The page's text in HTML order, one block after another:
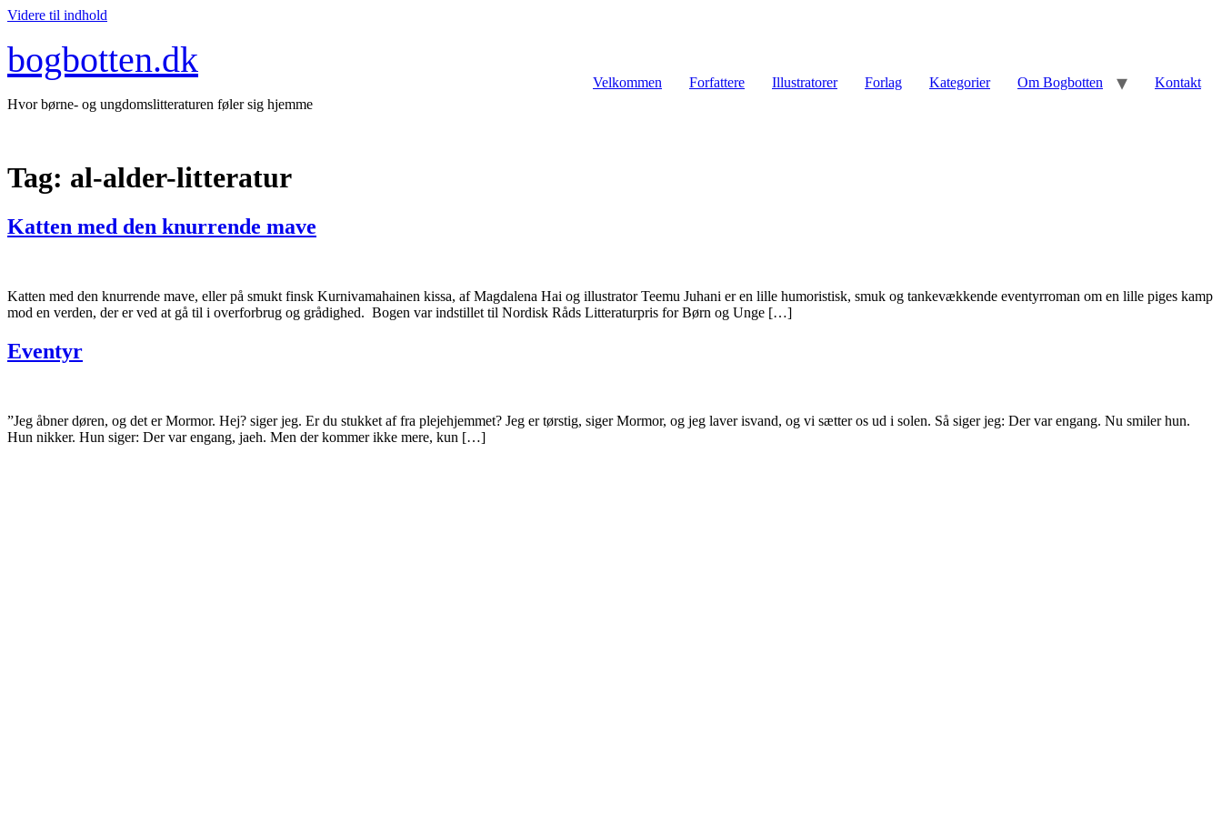
Videre til indhold
bogbotten.dk
Hvor børne- og ungdomslitteraturen føler sig hjemme
Velkommen Forfattere Illustratorer Forlag Kategorier Om Bogbotten Kontakt
Tag: al-alder-litteratur
Katten med den knurrende mave
Katten med den knurrende mave, eller på smukt finsk Kurnivamahainen kissa, af Magdalena Hai og illustrator Teemu Juhani er en lille humoristisk, smuk og tankevækkende eventyrroman om en lille piges kamp
mod en verden, der er ved at gå til i overforbrug og grådighed. Bogen var indstillet til Nordisk Råds Litteraturpris for Børn og Unge […]
Eventyr
”Jeg åbner døren, og det er Mormor. Hej? siger jeg. Er du stukket af fra plejehjemmet? Jeg er tørstig, siger Mormor, og jeg laver isvand, og vi sætter os ud i solen. Så siger jeg: Der var engang. Nu smiler hun.
Hun nikker. Hun siger: Der var engang, jaeh. Men der kommer ikke mere, kun […]